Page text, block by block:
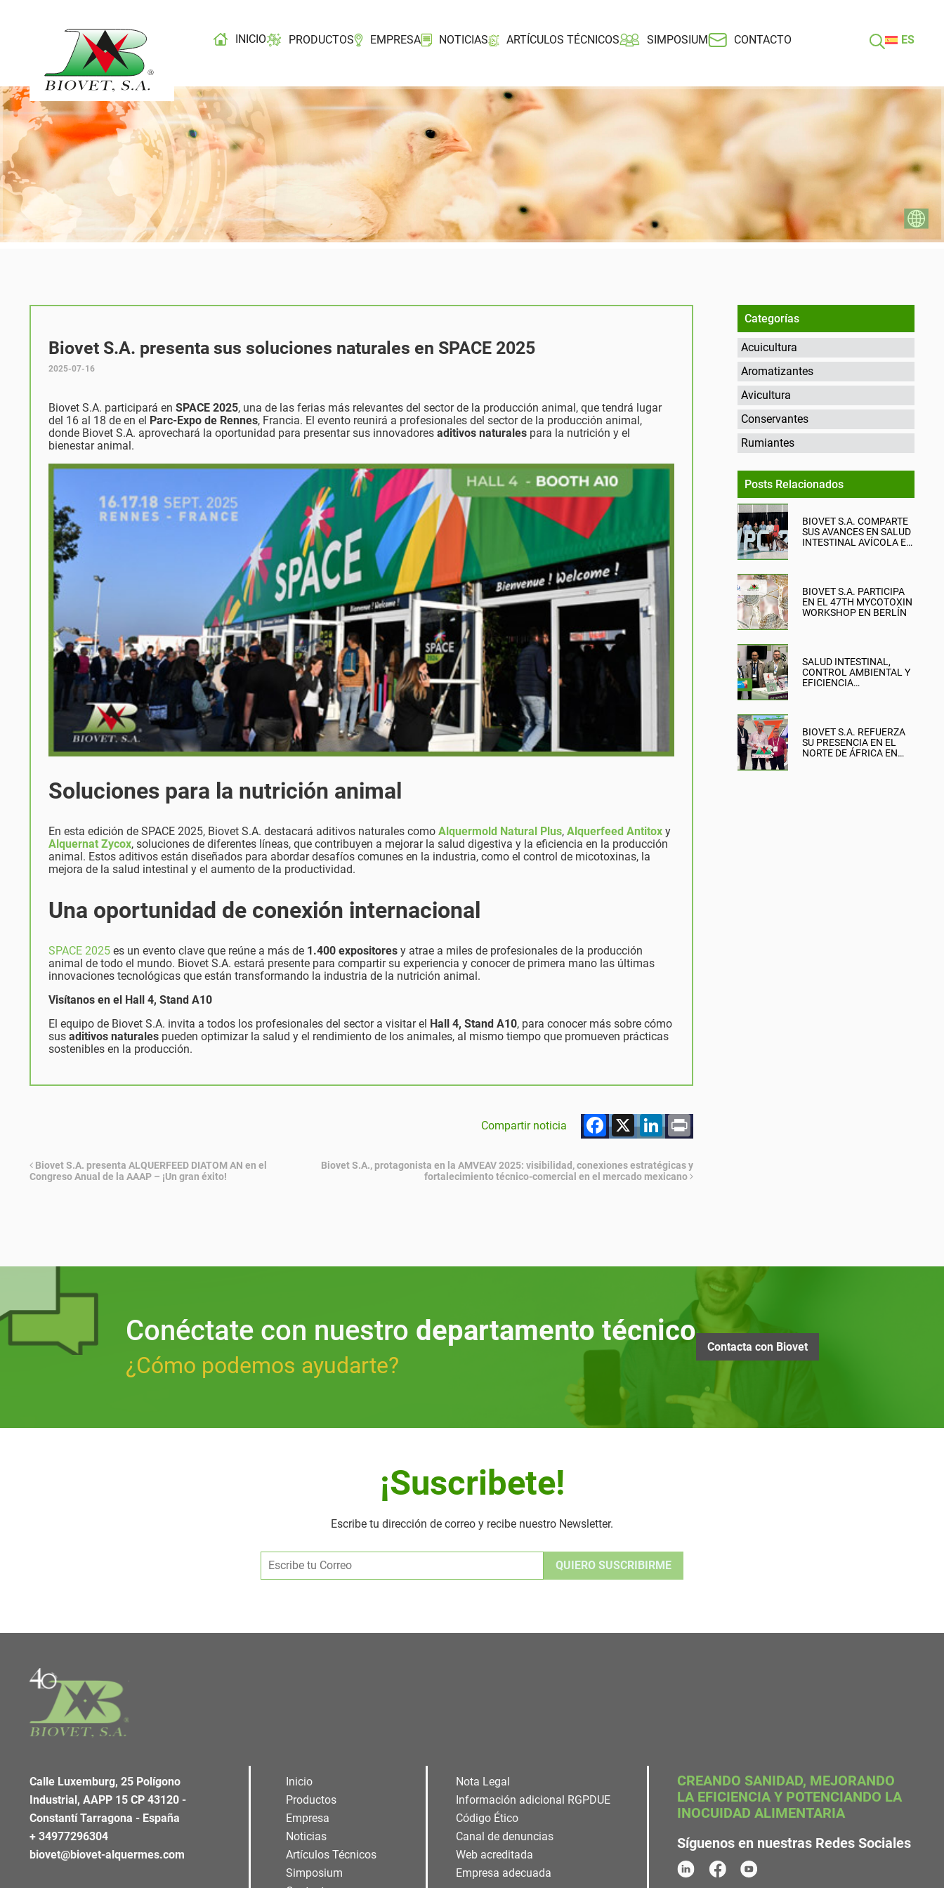
INICIO PRODUCTOS EMPRESA NOTICIAS ARTÍCULOS TÉCNICOS SIMPOSIUM CONTACTO ES
Biovet S.A. presenta sus soluciones naturales en SPACE 2025
2025-07-16
Biovet S.A. participará en SPACE 2025, una de las ferias más relevantes del sector de la producción animal, que tendrá lugar
del 16 al 18 de en el Parc-Expo de Rennes, Francia. El evento reunirá a profesionales del sector de la producción animal,
donde Biovet S.A. aprovechará la oportunidad para presentar sus innovadores aditivos naturales para la nutrición y el
bienestar animal.
Soluciones para la nutrición animal
En esta edición de SPACE 2025, Biovet S.A. destacará aditivos naturales como Alquermold Natural Plus, Alquerfeed Antitox y
Alquernat Zycox, soluciones de diferentes líneas, que contribuyen a mejorar la salud digestiva y la eficiencia en la producción
animal. Estos aditivos están diseñados para abordar desafíos comunes en la industria, como el control de micotoxinas, la
mejora de la salud intestinal y el aumento de la productividad.
Una oportunidad de conexión internacional
SPACE 2025 es un evento clave que reúne a más de 1.400 expositores y atrae a miles de profesionales de la producción
animal de todo el mundo. Biovet S.A. estará presente para compartir su experiencia y conocer de primera mano las últimas
innovaciones tecnológicas que están transformando la industria de la nutrición animal.
Visítanos en el Hall 4, Stand A10
El equipo de Biovet S.A. invita a todos los profesionales del sector a visitar el Hall 4, Stand A10, para conocer más sobre cómo
sus aditivos naturales pueden optimizar la salud y el rendimiento de los animales, al mismo tiempo que promueven prácticas
sostenibles en la producción.
Compartir noticia Facebook
X LinkedIn
Print
Biovet S.A. presenta ALQUERFEED DIATOM AN en el
Congreso Anual de la AAAP – ¡Un gran éxito!
Biovet S.A., protagonista en la AMVEAV 2025: visibilidad, conexiones estratégicas y
fortalecimiento técnico-comercial en el mercado mexicano
Categorías
Acuicultura
Aromatizantes
Avicultura
Conservantes
Rumiantes
Posts Relacionados
BIOVET S.A. COMPARTE
SUS AVANCES EN SALUD
INTESTINAL AVÍCOLA EN
BIOVET S.A. PARTICIPA
EN EL 47TH MYCOTOXIN
WORKSHOP EN BERLÍN
SALUD INTESTINAL,
CONTROL AMBIENTAL Y
EFICIENCIA
BIOVET S.A. REFUERZA
SU PRESENCIA EN EL
NORTE DE ÁFRICA EN
Conéctate con nuestro departamento técnico
¿Cómo podemos ayudarte?
Contacta con Biovet
¡Suscribete!
Escribe tu dirección de correo y recibe nuestro Newsletter.
Alternative:
Calle Luxemburg, 25 Polígono
Industrial, AAPP 15 CP 43120 -
Constantí Tarragona - España
+ 34977296304
biovet@biovet-alquermes.com
Inicio
Productos
Empresa
Noticias
Artículos Técnicos
Simposium
Nota Legal
Información adicional RGPDUE
Código Ético
Canal de denuncias
Web acreditada
Empresa adecuada
CREANDO SANIDAD, MEJORANDO
LA EFICIENCIA Y POTENCIANDO LA
INOCUIDAD ALIMENTARIA
Síguenos en nuestras Redes Sociales